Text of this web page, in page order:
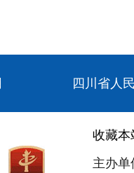
四川省人
收藏本
主办